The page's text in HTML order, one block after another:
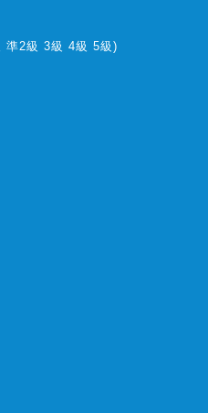
準2級 3級 4級 5級 )